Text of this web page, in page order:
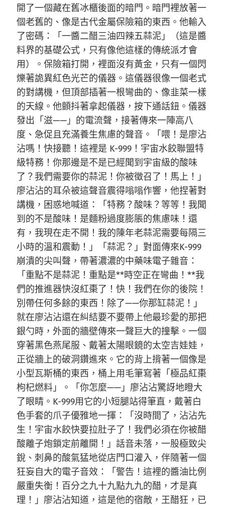
開了一個藏在舊冰櫃後面的暗門。暗門裡放著一
個老舊的、像是古代金屬保險箱的東西。他輸入
了密碼：「一醬二醋三油四辣五蒜泥」（這是醬
料界的基礎公式，只有像他這樣的傳統派才會
用）。保險箱打開，裡面沒有黃金，只有一個閃
爍著詭異紅色光芒的儀器。這儀器很像一個老式
的對講機，但頂部插著一根彎曲的、像韭菜一樣
的天線。他顫抖著拿起儀器，按下通話鈕。儀器
發出「滋——」的電流聲，接著傳來一陣高八
度、急促且充滿養生焦慮的聲音。「喂！是廖沾
沾嗎！快接聽！這裡是 K-999！宇宙水餃聯盟特
級特務！你那邊是不是已經聞到宇宙級的酸味
了？我們需要你的蒜泥！你被徵召了！馬上！」
廖沾沾的耳朵被這聲音震得嗡嗡作響，他捏著對
講機，困惑地喊道：「特務？酸味？等等！我聞
到的不是酸味！是麵粉過度膨脹的焦慮味！還
有，我現在走不開！我的陳年老蒜泥需要每隔三
小時的溫和震動！」「蒜泥？」對面傳來K-999
崩潰的尖叫聲，帶著濃濃的中藥味電子雜音：
「重點不是蒜泥！重點是**時空正在彎曲！**我
們的推進器快沒紅棗了！快！我們在你的後院！
別帶任何多餘的東西！除了——你那缸蒜泥！」
就在廖沾沾還在糾結要不要帶上他最珍愛的那把
銀勺時，外面的牆壁傳來一聲巨大的撞擊。一個
穿著黑色燕尾服、戴著太陽眼鏡的太空吉娃娃，
正從牆上的破洞鑽進來。它的背上揹著一個像是
小型瓦斯桶的東西，桶上用毛筆寫著「極品紅棗
枸杞燃料」。「你怎麼——」廖沾沾驚訝地瞪大
了眼睛。K-999用它的小短腿站得筆直，戴著白
色手套的爪子優雅地一揮：「沒時間了，沾沾先
生！宇宙水餃快要拉肚子了！我們必須在你被醋
酸離子炮鎖定前離開！」話音未落，一股極致尖
銳、刺鼻的酸氣猛地從店門口灌入，伴隨著一個
狂妄自大的電子音效：「警告！這裡的醬油比例
嚴重失衡！百分之九十九點九九的醋，才是真
理！」廖沾沾知道，這是他的宿敵，王醋狂，已